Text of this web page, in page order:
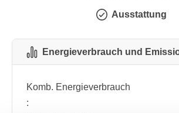
Ausstattung
Energieverbrauch und
Komb. Energieverbrauch
: